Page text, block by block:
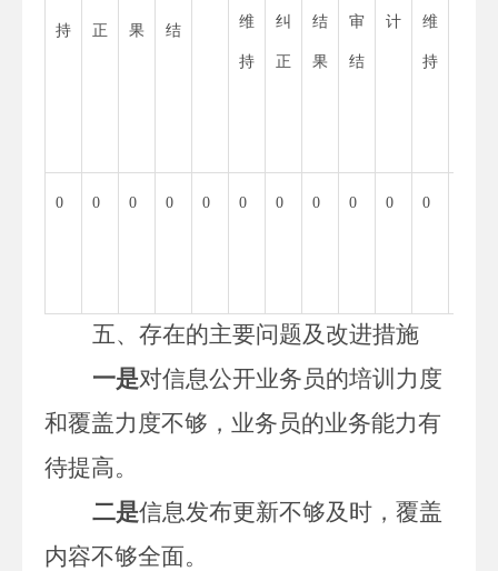
持 正 果 结
维
持
纠
正
结
果
审
结
计 维
持
0 0 0 0 0 0 0 0 0 0 0
五、存在的主要问题及改进措施
一是对信息公开业务员的培训力度
和覆盖力度不够，业务员的业务能力有
待提高。
二是信息发布更新不够及时，覆盖
内容不够全面。